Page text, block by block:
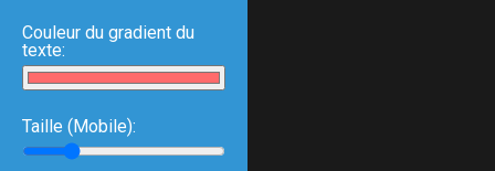
Couleur du gradient du
texte:
Taille (Mobile):